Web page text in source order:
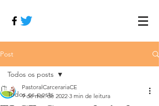
Post
Todos os posts
Todos os posts
PastoralCarcerariaCE
9 de mai. de 2022 3 min de leitura